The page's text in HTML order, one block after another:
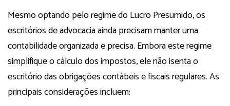
Mesmo optando pelo regime do Lucro Presumido, os
escritórios de advocacia ainda precisam manter uma
contabilidade organizada e precisa. Embora este regime
simplifique o cálculo dos impostos, ele não isenta o
escritório das obrigações contábeis e fiscais regulares. As
principais considerações incluem: